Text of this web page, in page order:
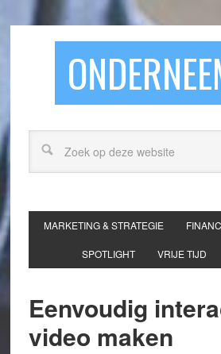
MARKETING & STRATEGIE
SPOTLIGHT VRIJE TIJD
Eenvoudig
video maken